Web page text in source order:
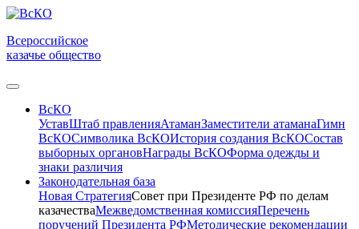
Всероссийское
казачье общество
ВсКО
УставШтаб правленияАтаманЗаместители атаманаГимн
ВсКОСимволика ВсКОИстория создания ВсКОСостав
выборных органовНаграды ВсКОФорма одежды и
знаки различия
Законодательная база
Новая СтратегияСовет при Президенте РФ по делам
казачестваМежведомственная комиссияПеречень
поручений Президента РФМетодические рекомендации